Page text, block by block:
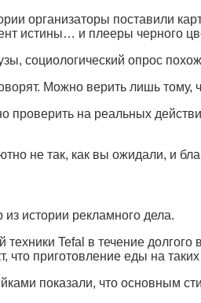
организаторы поставили
истины… и плееры черного
социологический опрос
Можно верить лишь тому,
проверить на реальных
не так, как вы ожидали, и
истории рекламного дела.
техники Tefal в течение
что приготовление еды на
показали, что основным